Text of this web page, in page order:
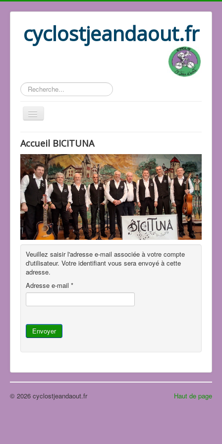
cyclostjeandaout.fr
Rechercher
Association
Les responsables
Les photos
Les vidéos
Le répertoire
Les activités
Accueil Cyclo
Accueil BICITUNA
Veuillez saisir l'adresse e-mail associée à votre compte
d'utilisateur. Votre identifiant vous sera envoyé à cette
adresse.
Adresse e-mail *
Envoyer
Haut de page
© 2026 cyclostjeandaout.fr